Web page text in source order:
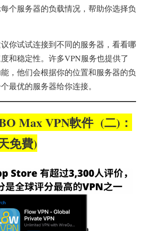
个服务器的负载情况，帮助你选择负
你试试连接到不同的服务器，看看哪
和稳定性。许多VPN服务也提供了
，他们会根据你的位置和服务器的负
最优的服务器给你连接。
Max VPN軟件 (二)：
免費)